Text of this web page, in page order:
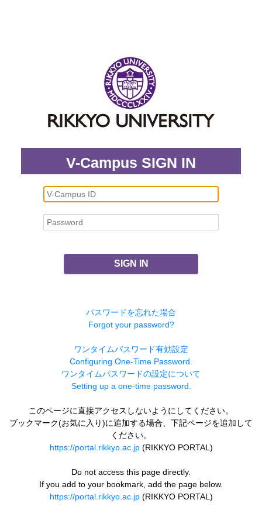
V-Campus SIGN IN
SIGN IN
パスワードを忘れた場合
Forgot your password?
ワンタイムパスワード有効設定
Configuring One-Time Password.
ワンタイムパスワードの設定について
Setting up a one-time password.
このページに直接アクセスしないようにしてください。
ブックマーク(お気に入り)に追加する場合、下記ページを追加して
ください。
https://portal.rikkyo.ac.jp(RIKKYO PORTAL)
Do not access this page directly.
If you add to your bookmark, add the page below.
https://portal.rikkyo.ac.jp(RIKKYO PORTAL)